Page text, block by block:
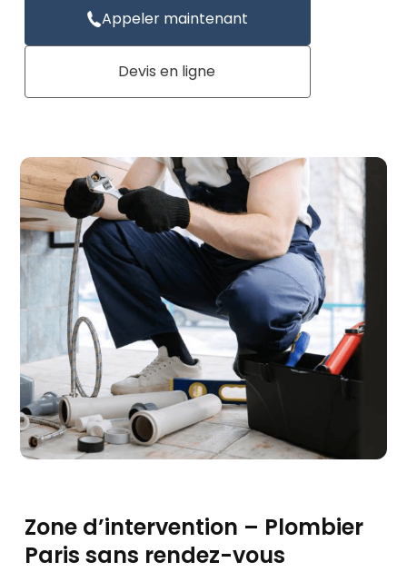
Appeler maintenant
Devis en ligne
Zone d’intervention – Plombier
Paris sans rendez-vous